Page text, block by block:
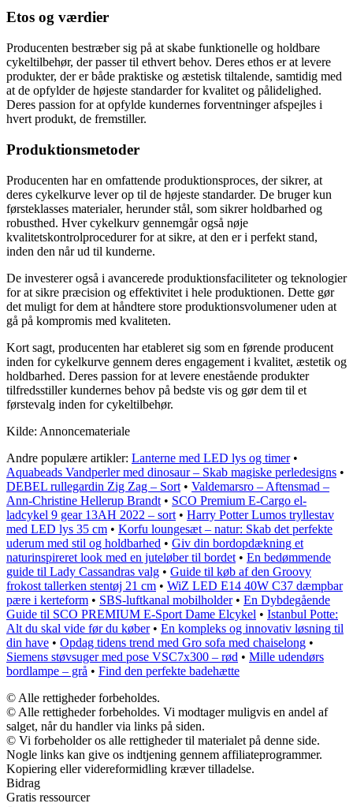
Etos og værdier
Producenten bestræber sig på at skabe funktionelle og holdbare
cykeltilbehør, der passer til ethvert behov. Deres ethos er at levere
produkter, der er både praktiske og æstetisk tiltalende, samtidig med
at de opfylder de højeste standarder for kvalitet og pålidelighed.
Deres passion for at opfylde kundernes forventninger afspejles i
hvert produkt, de fremstiller.
Produktionsmetoder
Producenten har en omfattende produktionsproces, der sikrer, at
deres cykelkurve lever op til de højeste standarder. De bruger kun
førsteklasses materialer, herunder stål, som sikrer holdbarhed og
robusthed. Hver cykelkurv gennemgår også nøje
kvalitetskontrolprocedurer for at sikre, at den er i perfekt stand,
inden den når ud til kunderne.
De investerer også i avancerede produktionsfaciliteter og teknologier
for at sikre præcision og effektivitet i hele produktionen. Dette gør
det muligt for dem at håndtere store produktionsvolumener uden at
gå på kompromis med kvaliteten.
Kort sagt, producenten har etableret sig som en førende producent
inden for cykelkurve gennem deres engagement i kvalitet, æstetik og
holdbarhed. Deres passion for at levere enestående produkter
tilfredsstiller kundernes behov på bedste vis og gør dem til et
førstevalg inden for cykeltilbehør.
Kilde: Annoncemateriale
Andre populære artikler: Lanterne med LED lys og timer•
Aquabeads Vandperler med dinosaur – Skab magiske perledesigns •
DEBEL rullegardin Zig Zag – Sort • Valdemarsro – Aftensmad –
Ann-Christine Hellerup Brandt • SCO Premium E-Cargo el-
ladcykel 9 gear 13AH 2022 – sort • Harry Potter Lumos tryllestav
med LED lys 35 cm • Korfu loungesæt – natur: Skab det perfekte
uderum med stil og holdbarhed • Giv din bordopdækning et
naturinspireret look med en juteløber til bordet • En bedømmende
guide til Lady Cassandras valg • Guide til køb af den Groovy
frokost tallerken stentøj 21 cm • WiZ LED E14 40W C37 dæmpbar
pære i kerteform • SBS-luftkanal mobilholder• En Dybdegående
Guide til SCO PREMIUM E-Sport Dame Elcykel • Istanbul Potte:
Alt du skal vide før du køber• En kompleks og innovativ løsning til
din have • Opdag tidens trend med Gro sofa med chaiselong •
Siemens støvsuger med pose VSC7x300 – rød • Mille udendørs
bordlampe – grå • Find den perfekte badehætte
© Alle rettigheder forbeholdes.
© Alle rettigheder forbeholdes. Vi modtager muligvis en andel af
salget, når du handler via links på siden.
© Vi forbeholder os alle rettigheder til materialet på denne side.
Nogle links kan give os indtjening gennem affiliateprogrammer.
Kopiering eller videreformidling kræver tilladelse.
Bidrag
Gratis ressourcer